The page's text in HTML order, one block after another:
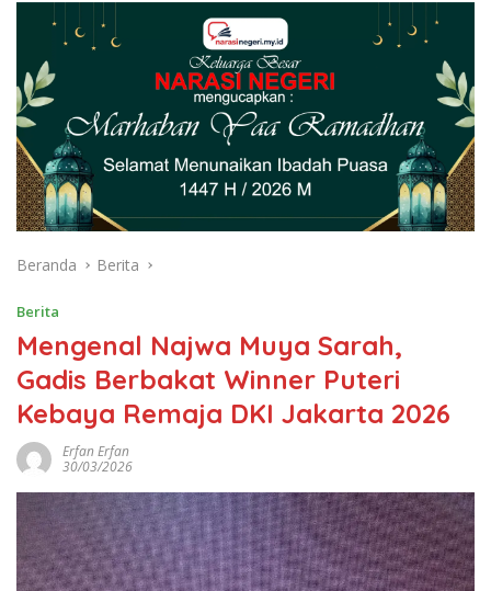
Beranda Berita
Berita
Mengenal Najwa Muya Sarah,
Gadis Berbakat Winner Puteri
Kebaya Remaja DKI Jakarta 2026
Erfan Erfan
30/03/2026